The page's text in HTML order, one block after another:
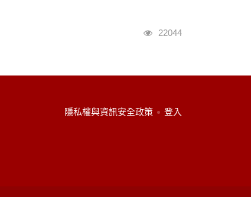
瀏覽人次
22044
:::
隱私權與資訊安全政策 登入